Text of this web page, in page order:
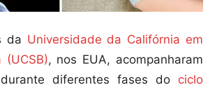
da Universidade da Califórnia em
(UCSB), nos EUA, acompanharam
diferentes fases do ciclo